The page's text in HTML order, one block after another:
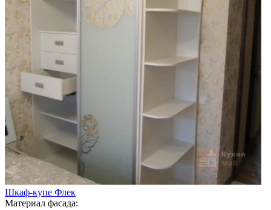
Шкаф-купе Флек
Материал фасада: